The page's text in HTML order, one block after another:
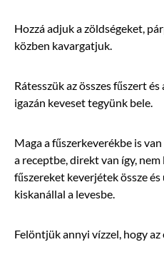
Hozzá adjuk a zöldségeket,
közben kavargatjuk.
Rátesszük az összes fűszert
igazán keveset tegyünk bele.
Maga a fűszerkeverékbe is
a receptbe, direkt van így,
fűszereket keverjétek össze
kiskanállal a levesbe.
Felöntjük annyi vízzel, hogy az